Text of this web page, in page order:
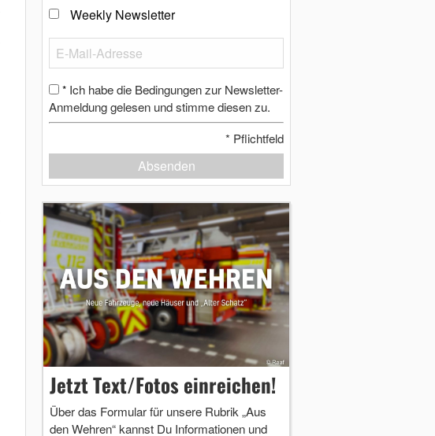
Weekly Newsletter
* Ich habe die Bedingungen zur Newsletter-
Anmeldung gelesen und stimme diesen zu.
* Pflichtfeld
Absenden
Jetzt Text/Fotos einreichen!
Über das Formular für unsere Rubrik „Aus
den Wehren“ kannst Du Informationen und